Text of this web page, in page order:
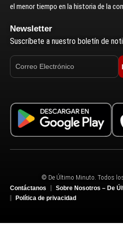
el menor tiempo en la historia de la
Newsletter
Suscríbete a nuestro boletín de
© De Último Minuto. Todos
Contáctanos
Sobre Nosotros – De
Política de privacidad